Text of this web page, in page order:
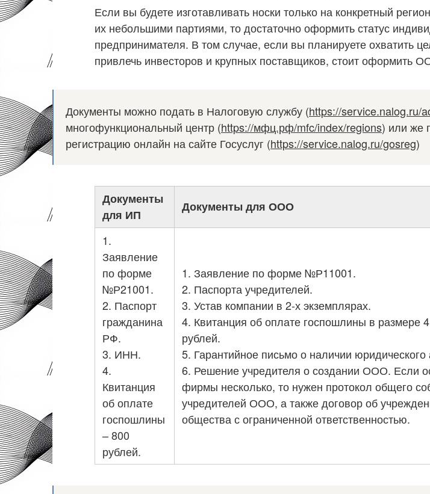
Если вы будете изготавливать носки только на конкретный
их небольшими партиями, то достаточно оформить статус
предпринимателя. В том случае, если вы планируете охватить
привлечь инвесторов и крупных поставщиков, стоит оформить
Документы можно подать в Налоговую службу (https://service.nalog.ru/
многофункциональный центр (https://мфц.рф/mfc/index/regions) или же
регистрацию онлайн на сайте Госуслуг (https://service.nalog.ru/gosreg)
Документы
для ИП
Документы для ООО
1.
Заявление
по форме
№Р21001.
2. Паспорт
гражданина
РФ.
3. ИНН.
4.
Квитанция
об оплате
госпошлины
– 800
рублей.
1. Заявление по форме №Р11001.
2. Паспорта учредителей.
3. Устав компании в 2-х экземплярах.
4. Квитанция об оплате госпошлины в размере
рублей.
5. Гарантийное письмо о наличии юридического
6. Решение учредителя о создании ООО. Если
фирмы несколько, то нужен протокол общего
учредителей ООО, а также договор об
общества с ограниченной ответственностью.